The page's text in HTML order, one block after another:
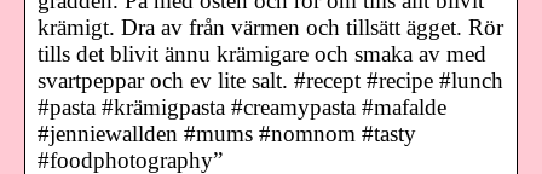
krämigt. Dra av från värmen och tillsätt ägget. Rör
tills det blivit ännu krämigare och smaka av med
svartpeppar och ev lite salt. #recept #recipe #lunch
#pasta #krämigpasta #creamypasta #mafalde
#jenniewallden #mums #nomnom #tasty
#foodphotography”